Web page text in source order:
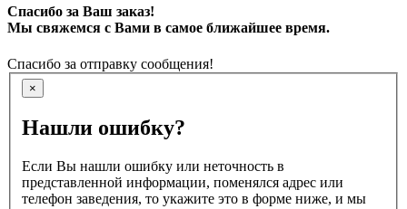
Спасибо за Ваш заказ!
Мы свяжемся с Вами в самое ближайшее время.
Спасибо за отправку сообщения!
×
Нашли ошибку?
Если Вы нашли ошибку или неточность в
представленной информации, поменялся адрес или
телефон заведения, то укажите это в форме ниже, и мы